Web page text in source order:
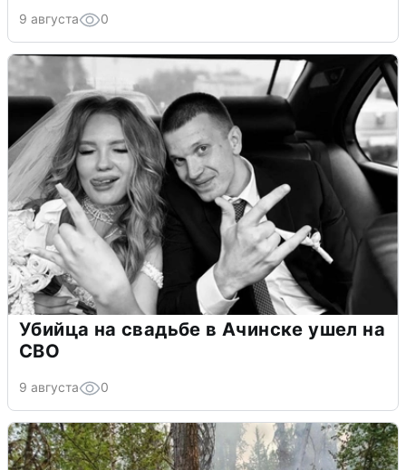
9 августа 0
Убийца на свадьбе в Ачинске ушел на
СВО
9 августа 0